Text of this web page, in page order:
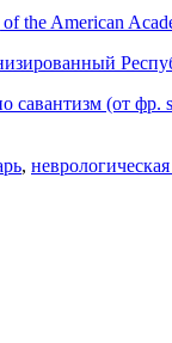
the American
савантизм (от
,